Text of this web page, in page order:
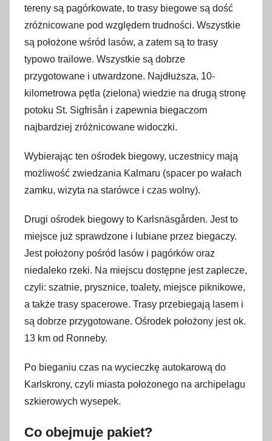
tereny są pagórkowate, to trasy biegowe są dość
zróżnicowane pod względem trudności. Wszystkie
są położone wśród lasów, a zatem są to trasy
typowo trailowe. Wszystkie są dobrze
przygotowane i utwardzone. Najdłuższa, 10-
kilometrowa pętla (zielona) wiedzie na drugą stronę
potoku St. Sigfrisån i zapewnia biegaczom
najbardziej zróżnicowane widoczki.
Wybierając ten ośrodek biegowy, uczestnicy mają
możliwość zwiedzania Kalmaru (spacer po wałach
zamku, wizyta na starówce i czas wolny).
Drugi ośrodek biegowy to Karlsnäsgården. Jest to
miejsce już sprawdzone i lubiane przez biegaczy.
Jest położony pośród lasów i pagórków oraz
niedaleko rzeki. Na miejscu dostępne jest zaplecze,
czyli: szatnie, prysznice, toalety, miejsce piknikowe,
a także trasy spacerowe. Trasy przebiegają lasem i
są dobrze przygotowane. Ośrodek położony jest ok.
13 km od Ronneby.
Po bieganiu czas na wycieczkę autokarową do
Karlskrony, czyli miasta położonego na archipelagu
szkierowych wysepek.
Co obejmuje pakiet?